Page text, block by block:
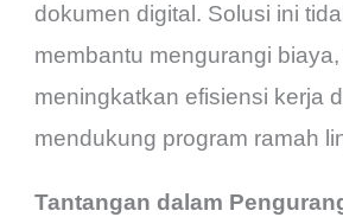
dokumen digital. Solusi ini
membantu mengurangi
meningkatkan efisiensi kerja
mendukung program ramah
Tantangan dalam